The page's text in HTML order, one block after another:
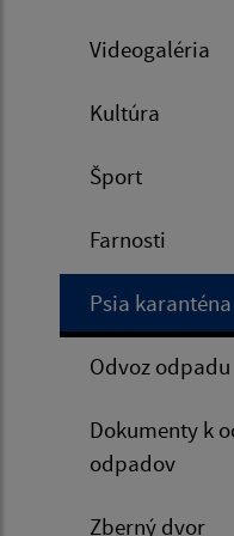
Videogaléria
Kultúra
Šport
Farnosti
Psia karanténa
Odvoz odpadu
Dokumenty k
odpadov
Zberný dvor